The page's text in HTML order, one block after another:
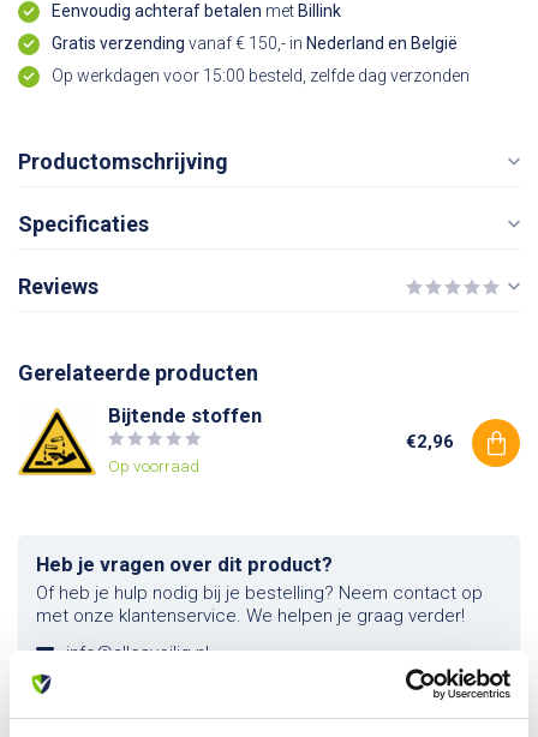
Eenvoudig achteraf betalen met Billink
Gratis verzending vanaf € 150,- in Nederland en België
Op werkdagen voor 15:00 besteld, zelfde dag verzonden
Productomschrijving
Specificaties
Reviews
Gerelateerde producten
Bijtende stoffen
Op voorraad
€2,96
Heb je vragen over dit product?
Of heb je hulp nodig bij je bestelling? Neem contact op
met onze klantenservice. We helpen je graag verder!
info@allesveilig.nl